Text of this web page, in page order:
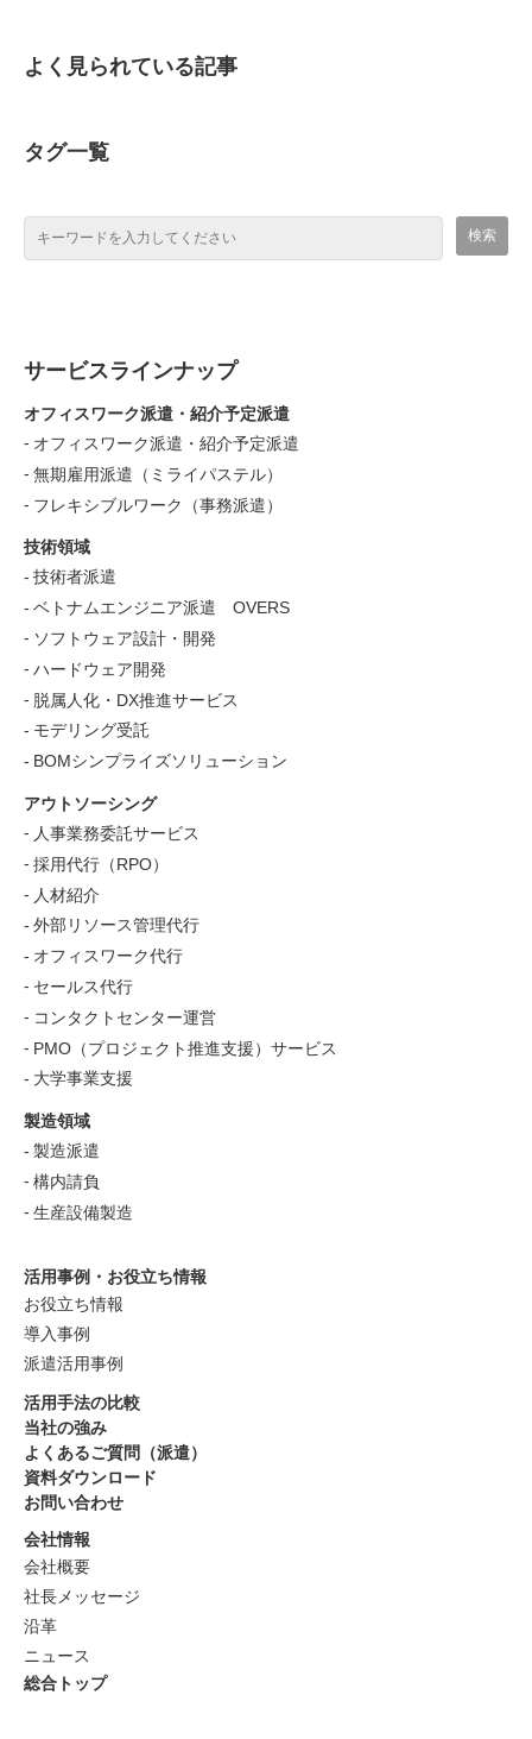
よく見られている記事
タグ一覧
サービスラインナップ
オフィスワーク派遣・紹介予定派遣
オフィスワーク派遣・紹介予定派遣
無期雇用派遣（ミライパステル）
フレキシブルワーク（事務派遣）
技術領域
技術者派遣
ベトナムエンジニア派遣 OVERS
ソフトウェア設計・開発
ハードウェア開発
脱属人化・DX推進サービス
モデリング受託
BOMシンプライズソリューション
アウトソーシング
人事業務委託サービス
採用代行（RPO）
人材紹介
外部リソース管理代行
オフィスワーク代行
セールス代行
コンタクトセンター運営
PMO（プロジェクト推進支援）サービス
大学事業支援
製造領域
製造派遣
構内請負
生産設備製造
活用事例・お役立ち情報
お役立ち情報
導入事例
派遣活用事例
活用手法の比較
当社の強み
よくあるご質問（派遣）
資料ダウンロード
お問い合わせ
会社情報
会社概要
社長メッセージ
沿革
ニュース
総合トップ